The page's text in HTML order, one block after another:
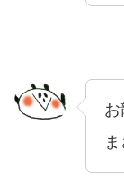
お